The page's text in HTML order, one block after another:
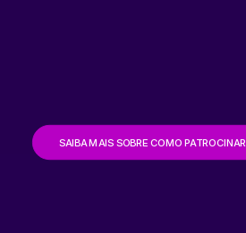
SAIBA MAIS SOBRE COMO PATROCINAR